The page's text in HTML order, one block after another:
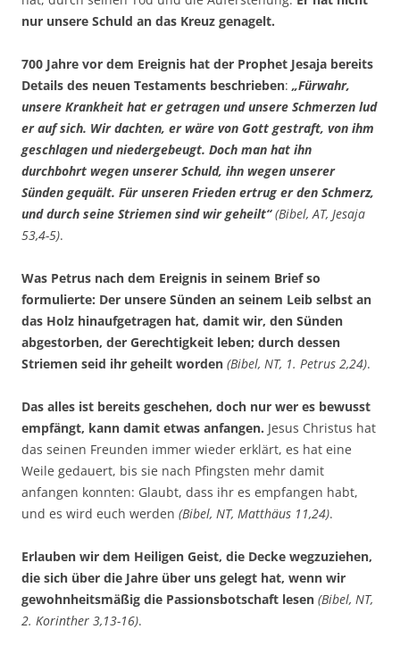
nur unsere Schuld an das Kreuz genagelt.
700 Jahre vor dem Ereignis hat der Prophet Jesaja bereits
Details des neuen Testaments beschrieben: „Fürwahr,
unsere Krankheit hat er getragen und unsere Schmerzen lud
er auf sich. Wir dachten, er wäre von Gott gestraft, von ihm
geschlagen und niedergebeugt. Doch man hat ihn
durchbohrt wegen unserer Schuld, ihn wegen unserer
Sünden gequält. Für unseren Frieden ertrug er den Schmerz,
und durch seine Striemen sind wir geheilt“ (Bibel, AT, Jesaja
53,4-5).
Was Petrus nach dem Ereignis in seinem Brief so
formulierte: Der unsere Sünden an seinem Leib selbst an
das Holz hinaufgetragen hat, damit wir, den Sünden
abgestorben, der Gerechtigkeit leben; durch dessen
Striemen seid ihr geheilt worden (Bibel, NT, 1. Petrus 2,24).
Das alles ist bereits geschehen, doch nur wer es bewusst
empfängt, kann damit etwas anfangen. Jesus Christus hat
das seinen Freunden immer wieder erklärt, es hat eine
Weile gedauert, bis sie nach Pfingsten mehr damit
anfangen konnten: Glaubt, dass ihr es empfangen habt,
und es wird euch werden (Bibel, NT, Matthäus 11,24).
Erlauben wir dem Heiligen Geist, die Decke wegzuziehen,
die sich über die Jahre über uns gelegt hat, wenn wir
gewohnheitsmäßig die Passionsbotschaft lesen (Bibel, NT,
2. Korinther 3,13-16).